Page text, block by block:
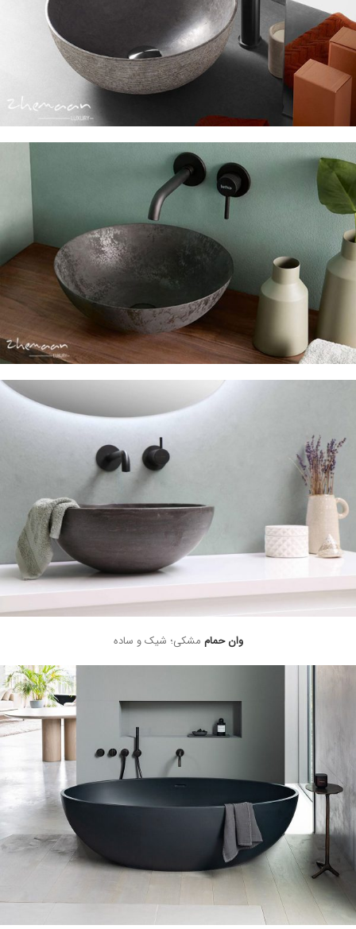
وان حماممشکی؛ شیک و ساده